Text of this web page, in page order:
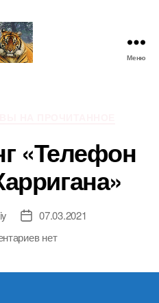
Меню
«Телефон
Дата07.03.2021
к
нет